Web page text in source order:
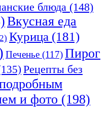
блюда (148)
Вкусная еда
Курица (181)
Печенье (117)Пирог
Рецепты без
и фото (198)